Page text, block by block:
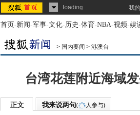
loading... 我
首页-新闻-军事-文化-历史-体育-NBA-视频-娱
> 国内要闻 > 港澳台
台湾花莲附近海域
正文 我来说两句( 人参与)